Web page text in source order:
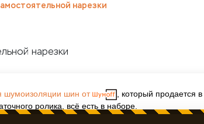
нарезки
шумоизоляции шин от
, который продается
ролика, всё есть в наборе.